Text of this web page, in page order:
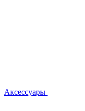
Аксессуары